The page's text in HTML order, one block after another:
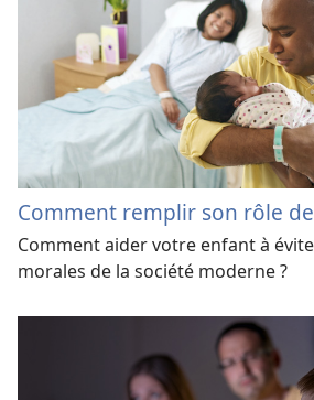
Comment remplir son rôle
Comment aider votre enfant à
morales de la société moderne ?